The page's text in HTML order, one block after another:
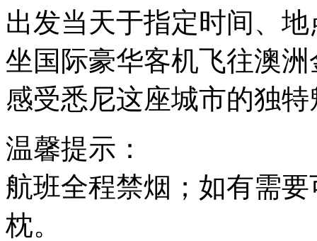
出发当天于指定时间、
坐国际豪华客机飞往澳
感受悉尼这座城市的独
温馨提示：
航班全程禁烟；如有需
枕。